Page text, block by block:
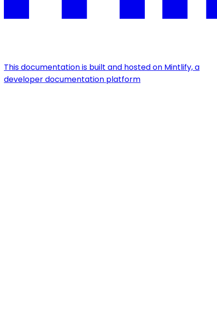
This documentation is built and hosted on Mintlify, a
developer documentation platform